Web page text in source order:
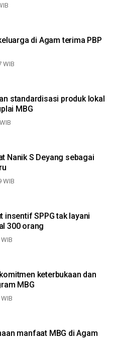
di Agam terima PBP
WIB
standardisasi produk lokal
MBG
Nanik S Deyang sebagai
WIB
insentif SPPG tak layani
300 orang
keterbukaan dan
MBG
manfaat MBG di Agam